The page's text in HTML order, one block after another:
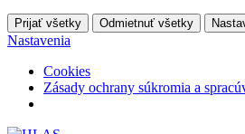
Prijať všetky Odmietnuť všetky
Nastavenia
Cookies
Zásady ochrany súkromia a